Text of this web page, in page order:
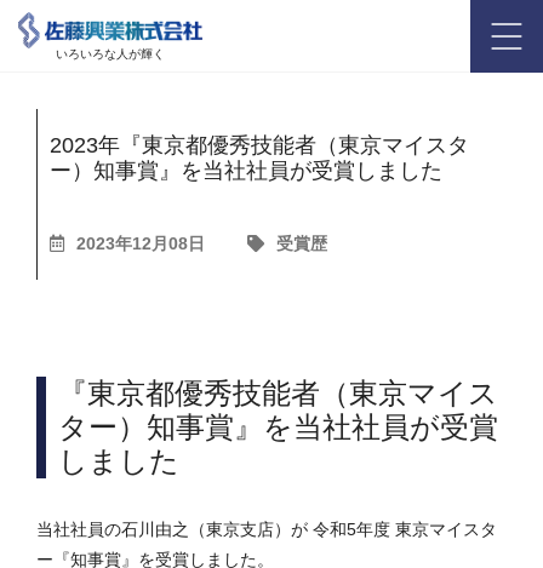
いろいろな人が輝く
2023年『東京都優秀技能者（東京マイスタ
ー）知事賞』を当社社員が受賞しました
2023年12月08日 受賞歴
『東京都優秀技能者（東京マイス
ター）知事賞』を当社社員が受賞
しました
当社社員の石川由之（東京支店）が 令和5年度 東京マイスタ
ー『知事賞』を受賞しました。